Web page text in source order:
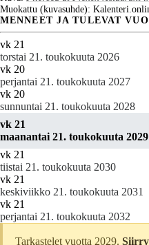
Muokattu (kuvasuhde):
MENNEET JA TULEVAT
vk 21
torstai 21. toukokuuta 2026
vk 20
perjantai 21. toukokuuta 2027
vk 20
sunnuntai 21. toukokuuta 2028
vk 21
maanantai 21. toukokuuta 2029
vk 21
tiistai 21. toukokuuta 2030
vk 21
keskiviikko 21. toukokuuta 2031
vk 21
perjantai 21. toukokuuta 2032
Tarkastelet vuotta 2029.Siirry